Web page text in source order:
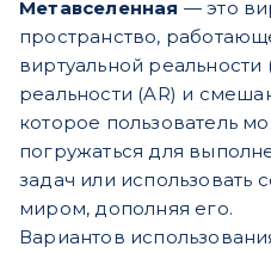
Метавселенная — это
пространство,
виртуальной
реальности (AR) и
которое пользователь
погружаться для
задач или использовать
миром, дополняя его.
Вариантов